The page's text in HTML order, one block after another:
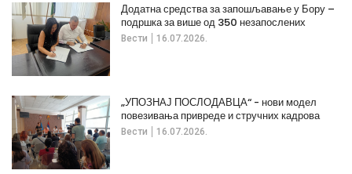
Вести 16.07.2026.
Додатна средства за запошљавање у Бору –
подршка за више од 350 незапослених
Вести 16.07.2026.
„УПОЗНАЈ ПОСЛОДАВЦА“ - нови модел
повезивања привреде и стручних кадрова